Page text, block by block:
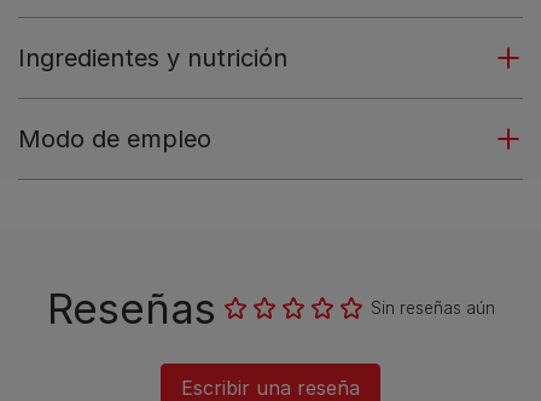
Ingredientes y nutrición
Modo de empleo
Reseñas Sin reseñas aún
Escribir una reseña